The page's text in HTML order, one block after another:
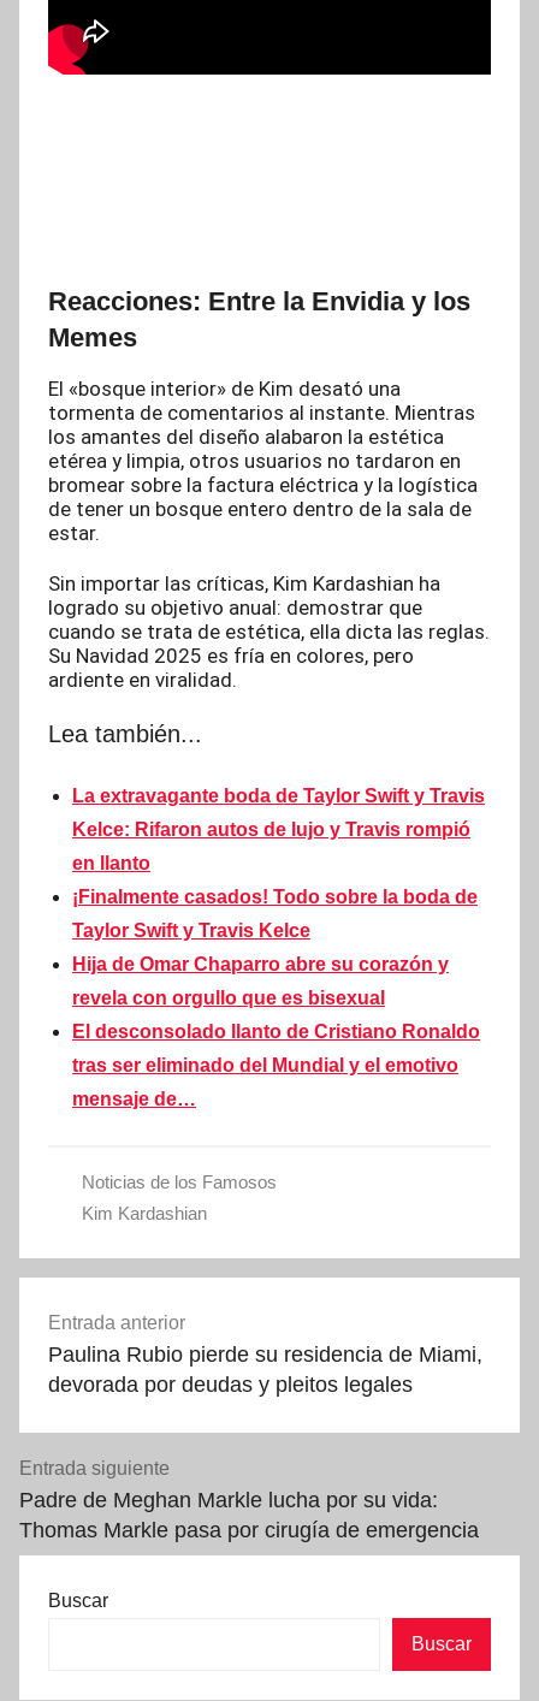
Reacciones: Entre la Envidia y los
Memes
El «bosque interior» de Kim desató una
tormenta de comentarios al instante. Mientras
los amantes del diseño alabaron la estética
etérea y limpia, otros usuarios no tardaron en
bromear sobre la factura eléctrica y la logística
de tener un bosque entero dentro de la sala de
estar.
Sin importar las críticas, Kim Kardashian ha
logrado su objetivo anual: demostrar que
cuando se trata de estética, ella dicta las reglas.
Su Navidad 2025 es fría en colores, pero
ardiente en viralidad.
Lea también...
La extravagante boda de Taylor Swift y Travis
Kelce: Rifaron autos de lujo y Travis rompió
en llanto
¡Finalmente casados! Todo sobre la boda de
Taylor Swift y Travis Kelce
Hija de Omar Chaparro abre su corazón y
revela con orgullo que es bisexual
El desconsolado llanto de Cristiano Ronaldo
tras ser eliminado del Mundial y el emotivo
mensaje de…
Noticias de los Famosos
Kim Kardashian
de
entradas
Entrada anterior
Paulina Rubio pierde su residencia de Miami,
devorada por deudas y pleitos legales
Entrada siguiente
Padre de Meghan Markle lucha por su vida:
Thomas Markle pasa por cirugía de emergencia
Buscar
Buscar